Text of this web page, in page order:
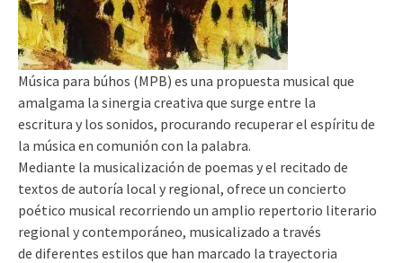
Música para búhos (MPB) es una propuesta musical que
amalgama la sinergia creativa que surge entre la
escritura y los sonidos, procurando recuperar el espíritu de
la música en comunión con la palabra.
Mediante la musicalización de poemas y el recitado de
textos de autoría local y regional, ofrece un concierto
poético musical recorriendo un amplio repertorio literario
regional y contemporáneo, musicalizado a través
de diferentes estilos que han marcado la trayectoria